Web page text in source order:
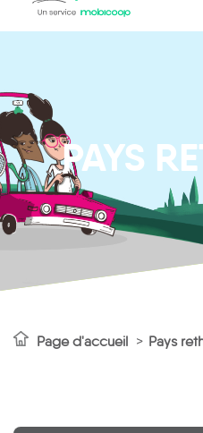
PAYS
Page d'accueil Pays